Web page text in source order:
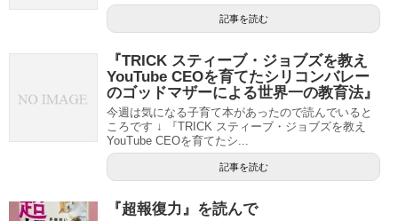
記事を読む
『TRICK スティーブ・ジョブズを教え
YouTube CEOを育てたシリコンバレー
のゴッドマザーによる世界一の教育法』
今週は気になる子育て本があったので読んでいると
ころです ↓ 『TRICK スティーブ・ジョブズを教え
YouTube CEOを育てたシ...
記事を読む
『超報復力』を読んで